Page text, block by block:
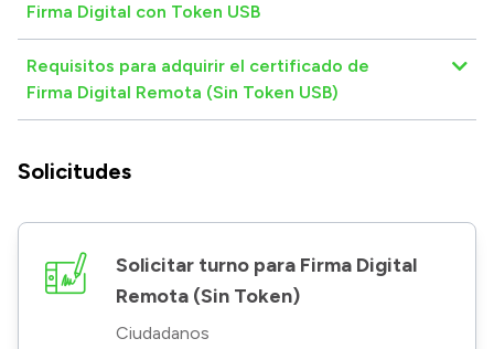
Firma Digital con Token USB
Requisitos para adquirir el certificado de
Firma Digital Remota (Sin Token USB)
Solicitudes
Solicitar turno para Firma Digital
Remota (Sin Token)
Ciudadanos